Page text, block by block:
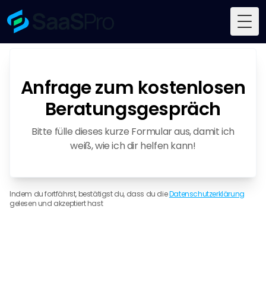
Anfrage zum kostenlosen
Beratungsgespräch
Bitte fülle dieses kurze Formular aus, damit ich
weiß, wie ich dir helfen kann!
Indem du fortfährst, bestätigst du, dass du dieDatenschutzerklärung
gelesen und akzeptiert hast